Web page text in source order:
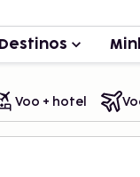
Destinos
Voo + hotel